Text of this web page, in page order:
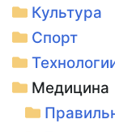
Культура
Спорт
Медицина